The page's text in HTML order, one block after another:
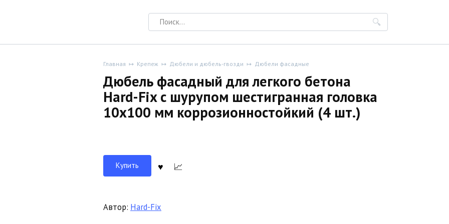
Search
for:
Главная Крепеж Дюбели и дюбель-гвозди Дюбели фасадные
Дюбель фасадный для легкого бетона
Hard-Fix с шурупом шестигранная головка
10х100 мм коррозионностойкий (4 шт.)
Купить
Автор: Hard-Fix